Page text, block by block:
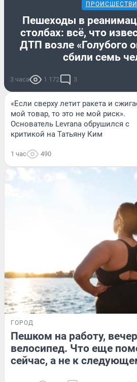
Пешеходы в
столбах: всё, что
ДТП возле «Голубого
сбили семь
3 часа 1 172 3
«Если сверху летит ракета и
мой товар, то это не мой риск».
Основатель Levrana обрушился с
критикой на Татьяну Ким
1 час 490
ГОРОД
Пешком на работу,
велосипед. Что еще
сейчас, а не к